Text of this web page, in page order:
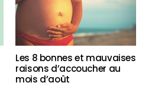
Les 8 bonnes et mauvaises
raisons d’accoucher au
mois d’août